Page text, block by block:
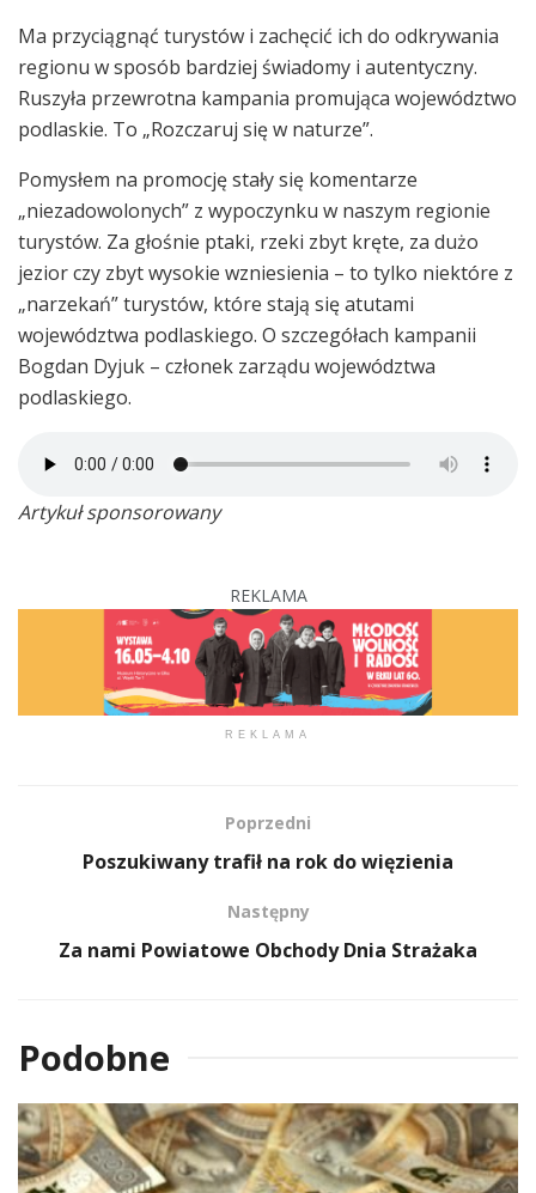
Ma przyciągnąć turystów i zachęcić ich do odkrywania
regionu w sposób bardziej świadomy i autentyczny.
Ruszyła przewrotna kampania promująca województwo
podlaskie. To „Rozczaruj się w naturze”.
Pomysłem na promocję stały się komentarze
„niezadowolonych” z wypoczynku w naszym regionie
turystów. Za głośnie ptaki, rzeki zbyt kręte, za dużo
jezior czy zbyt wysokie wzniesienia – to tylko niektóre z
„narzekań” turystów, które stają się atutami
województwa podlaskiego. O szczegółach kampanii
Bogdan Dyjuk – członek zarządu województwa
podlaskiego.
Artykuł sponsorowany
REKLAMA
REKLAMA
Poprzedni
Poszukiwany trafił na rok do więzienia
Następny
Za nami Powiatowe Obchody Dnia Strażaka
Podobne